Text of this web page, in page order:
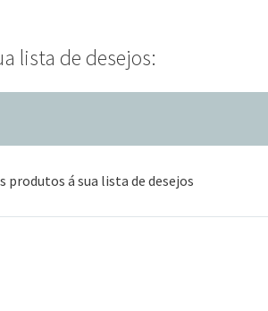
lista de desejos:
produtos á sua lista de desejos